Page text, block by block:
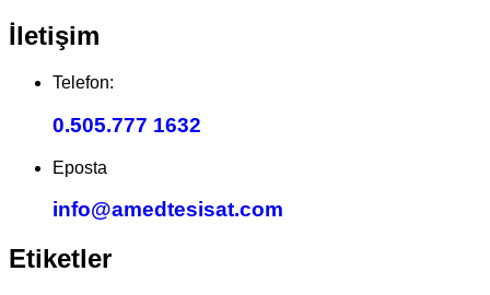
İletişim
Telefon:
0.505.777 1632
Eposta
info@amedtesisat.com
Etiketler